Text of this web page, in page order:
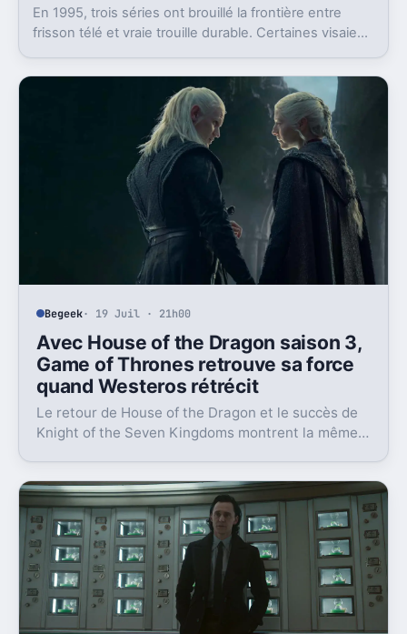
En 1995, trois séries ont brouillé la frontière entre
frisson télé et vraie trouille durable. Certaines visaient
Begeek· 19 Juil · 21h00
Avec House of the Dragon saison 3,
Game of Thrones retrouve sa force
quand Westeros rétrécit
Le retour de House of the Dragon et le succès de
Knight of the Seven Kingdoms montrent la même